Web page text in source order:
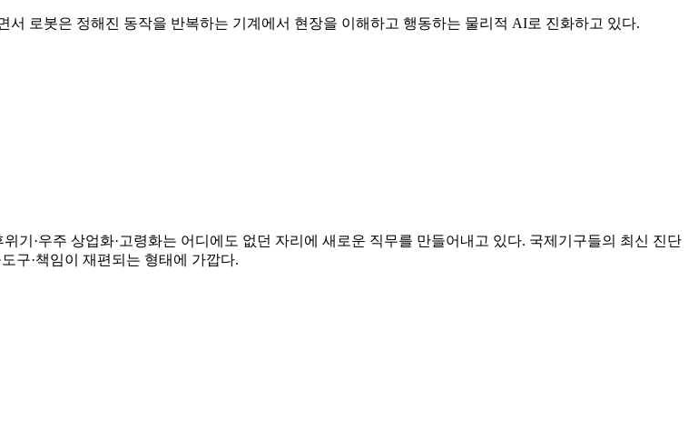
로봇은 정해진 동작을 반복하는 기계에서 현장을 이해하고 행동하는 물리적 AI로 진화하고 있다.
기·우주 상업화·고령화는 어디에도 없던 자리에 새로운 직무를 만들어내고 있다. 국제기구들의 최신 진단
구·책임이 재편되는 형태에 가깝다.